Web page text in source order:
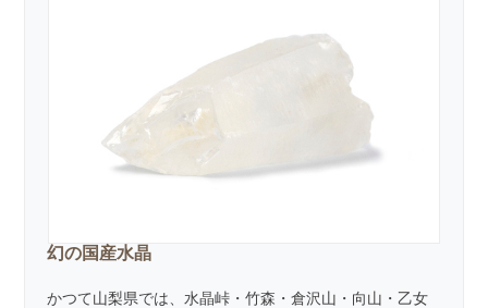
幻の国産水晶
かつて山梨県では、水晶峠・竹森・倉沢山・向山・乙女